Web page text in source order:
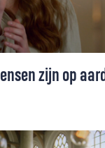
zijn op